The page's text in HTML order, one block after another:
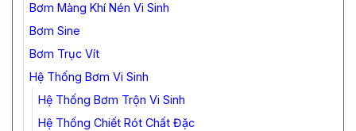
Bơm Màng Khí Nén Vi Sinh
Bơm Sine
Bơm Trục Vít
Hệ Thống Bơm Vi Sinh
Hệ Thống Bơm Trộn Vi Sinh
Hệ Thống Chiết Rót Chất Đặc